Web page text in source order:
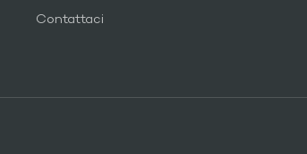
Contattaci